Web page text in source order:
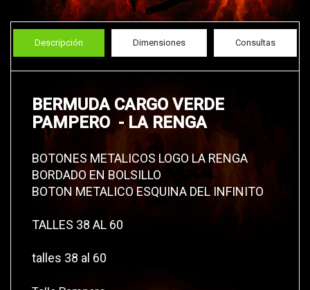
Descripción Dimensiones Consultas
BERMUDA CARGO VERDE
PAMPERO - LA RENGA
BOTONES METALICOS LOGO LA RENGA
BORDADO EN BOLSILLO
BOTON METALICO ESQUINA DEL INFINITO
TALLES 38 AL 60
talles 38 al 60